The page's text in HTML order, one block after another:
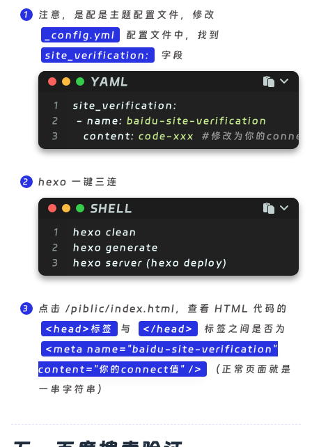
注意，是配是主题配置文件，修改
_config.yml 配置文件中，找到
site_verification: 字段
YAML
1
2
3
site_verification:
- name: baidu-site-verification
content: code-xxx #修改为你的
hexo 一键三连
SHELL
1
2
3
hexo clean
hexo generate
hexo server (hexo deploy)
点击 /piblic/index.html，查看 HTML 代码的
<head>标签 与 </head> 标签之间是否为
<meta name="baidu-site-verification"
content="你的connect值" />
（正常页面就是
一串字符串）